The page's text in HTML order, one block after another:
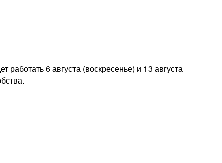
6 августа (воскресенье) и 13 августа